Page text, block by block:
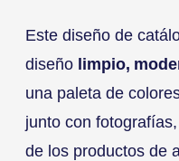
Este diseño de
diseño limpio,
una paleta de
junto con
de los productos de